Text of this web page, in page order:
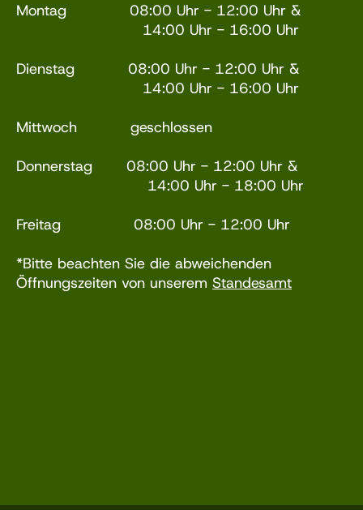
Montag 08:00 Uhr - 12:00 Uhr &
14:00 Uhr - 16:00 Uhr
Dienstag 08:00 Uhr - 12:00 Uhr &
14:00 Uhr - 16:00 Uhr
Mittwoch geschlossen
Donnerstag 08:00 Uhr - 12:00 Uhr &
14:00 Uhr - 18:00 Uhr
Freitag 08:00 Uhr - 12:00 Uhr
*Bitte beachten Sie die abweichenden
Öffnungszeiten von unserem Standesamt